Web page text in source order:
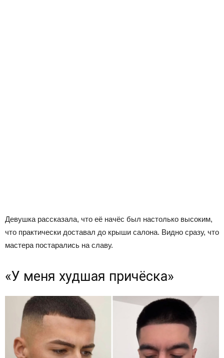
Девушка рассказала, что её начёс был настолько высоким,
что практически доставал до крыши салона. Видно сразу, что
мастера постарались на славу.
«У меня худшая причёска»